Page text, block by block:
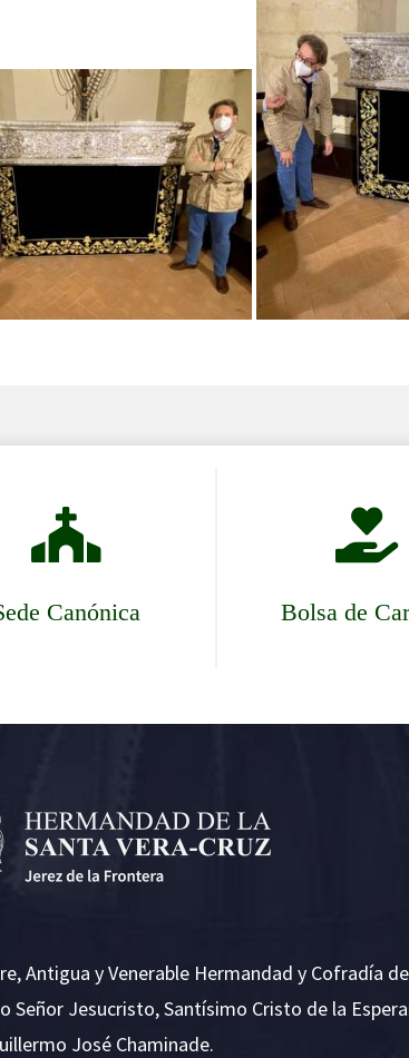

Canónica

Bolsa de
Antigua y Venerable Hermandad y Cofradía
Señor Jesucristo, Santísimo Cristo de la
José Chaminade.